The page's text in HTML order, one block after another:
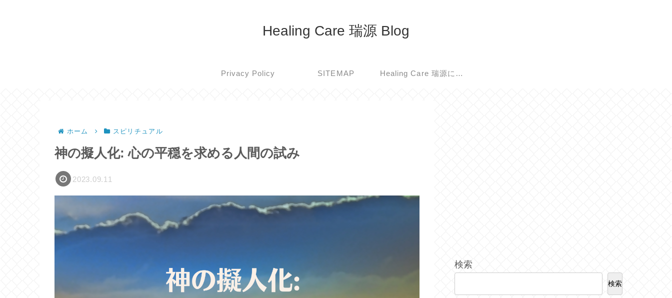
Healing Care 瑞源 Blog
Privacy Policy SITEMAP Healing Care 瑞源に戻る
ホーム スピリチュアル
神の擬人化: 心の平穏を求める人間の試み
2023.09.11
検索
検索